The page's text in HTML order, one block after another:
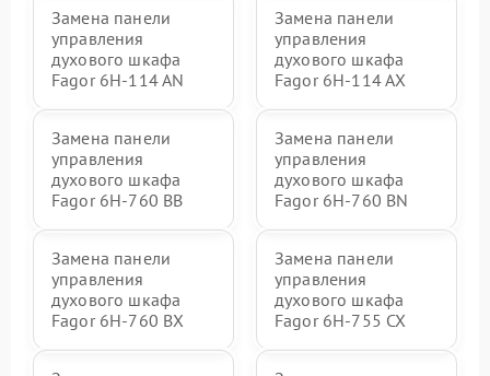
Замена панели
управления
духового шкафа
Fagor 6H-114 AN
Замена панели
управления
духового шкафа
Fagor 6H-114 AX
Замена панели
управления
духового шкафа
Fagor 6H-760 BB
Замена панели
управления
духового шкафа
Fagor 6H-760 BN
Замена панели
управления
духового шкафа
Fagor 6H-760 BX
Замена панели
управления
духового шкафа
Fagor 6H-755 CX